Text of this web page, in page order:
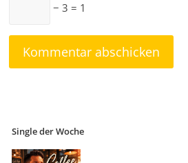
− 3 = 1
Single der Woche